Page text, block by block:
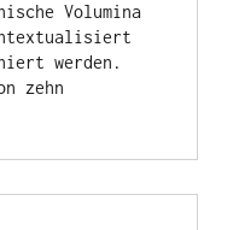
Volumina
werden.
zehn